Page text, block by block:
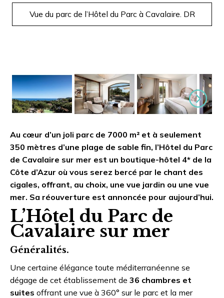
Vue du parc de l’Hôtel du Parc à Cavalaire. DR
Suivant
Au cœur d’un joli parc de 7000 m² et à seulement
350 mètres d’une plage de sable fin, l’Hôtel du Parc
de Cavalaire sur mer est un boutique-hôtel 4* de la
Côte d’Azur où vous serez bercé par le chant des
cigales, offrant, au choix, une vue jardin ou une vue
mer. Sa réouverture est annoncée pour aujourd’hui.
L’Hôtel du Parc de
Cavalaire sur mer
Généralités.
Une certaine élégance toute méditerranéenne se
dégage de cet établissement de 36 chambres et
suites offrant une vue à 360° sur le parc et la mer